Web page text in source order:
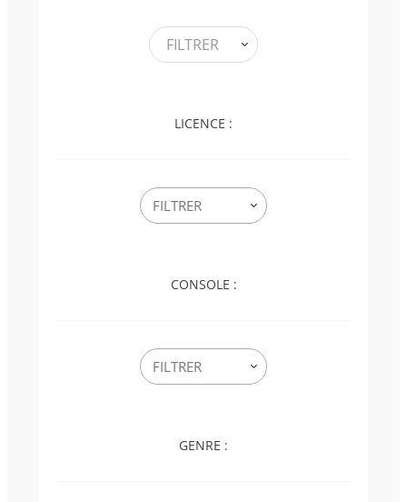
FILTRER
LICENCE :
CONSOLE :
GENRE :